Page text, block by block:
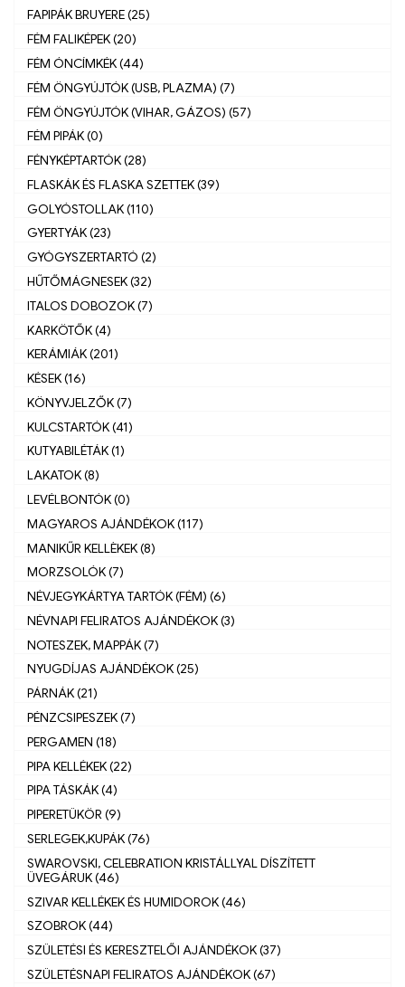
FAPIPÁK BRUYERE (25)
FÉM FALIKÉPEK (20)
FÉM ÓNCÍMKÉK (44)
FÉM ÖNGYÚJTÓK (USB, PLAZMA) (7)
FÉM ÖNGYÚJTÓK (VIHAR, GÁZOS) (57)
FÉM PIPÁK (0)
FÉNYKÉPTARTÓK (28)
FLASKÁK ÉS FLASKA SZETTEK (39)
GOLYÓSTOLLAK (110)
GYERTYÁK (23)
GYÓGYSZERTARTÓ (2)
HŰTŐMÁGNESEK (32)
ITALOS DOBOZOK (7)
KARKÖTŐK (4)
KERÁMIÁK (201)
KÉSEK (16)
KÖNYVJELZŐK (7)
KULCSTARTÓK (41)
KUTYABILÉTÁK (1)
LAKATOK (8)
LEVÉLBONTÓK (0)
MAGYAROS AJÁNDÉKOK (117)
MANIKŰR KELLÈKEK (8)
MORZSOLÓK (7)
NÉVJEGYKÁRTYA TARTÓK (FÉM) (6)
NÉVNAPI FELIRATOS AJÁNDÉKOK (3)
NOTESZEK, MAPPÁK (7)
NYUGDÍJAS AJÁNDÉKOK (25)
PÁRNÁK (21)
PÉNZCSIPESZEK (7)
PERGAMEN (18)
PIPA KELLÉKEK (22)
PIPA TÁSKÁK (4)
PIPERETÜKÖR (9)
SERLEGEK,KUPÁK (76)
SWAROVSKI, CELEBRATION KRISTÁLLYAL DÍSZÍTETT
ÜVEGÁRUK (46)
SZIVAR KELLÉKEK ÉS HUMIDOROK (46)
SZOBROK (44)
SZÜLETÉSI ÉS KERESZTELŐI AJÁNDÉKOK (37)
SZÜLETÉSNAPI FELIRATOS AJÁNDÉKOK (67)